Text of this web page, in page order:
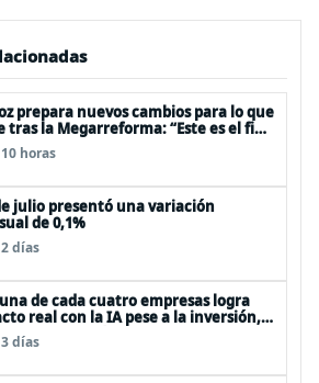
prepara nuevos cambios para lo que
tras la Megarreforma: “Este es el fin
horas
julio presentó una variación
de 0,1%
días
de cada cuatro empresas logra
real con la IA pese a la inversión,
el Foro Económico Mundial
días